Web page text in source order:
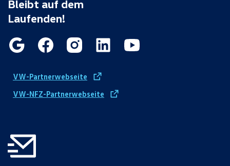
Bleibt auf dem
Laufenden!
VW-Partnerwebseite
VW-NFZ-Partnerwebseite